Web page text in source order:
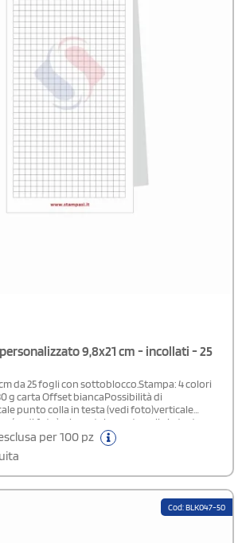
9,8x21 cm - incollati - 25
da 25 fogli con sottoblocco.Stampa: 4 colori
g carta Offset biancaPossibilità di
punto colla in testa (vedi foto)verticale
(vedi foto)orizzontale punto colla in testa
punto colla a sinistra (vedi foto)Specificare la
scelta nel campo note in fase d'ordine.
per 100 pz
Cod: BLK047-50